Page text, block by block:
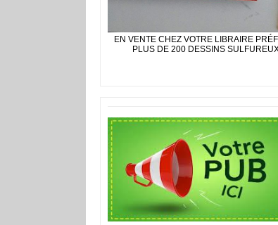
EN VENTE CHEZ VOTRE LIBRAIRE
PLUS DE 200 DESSINS